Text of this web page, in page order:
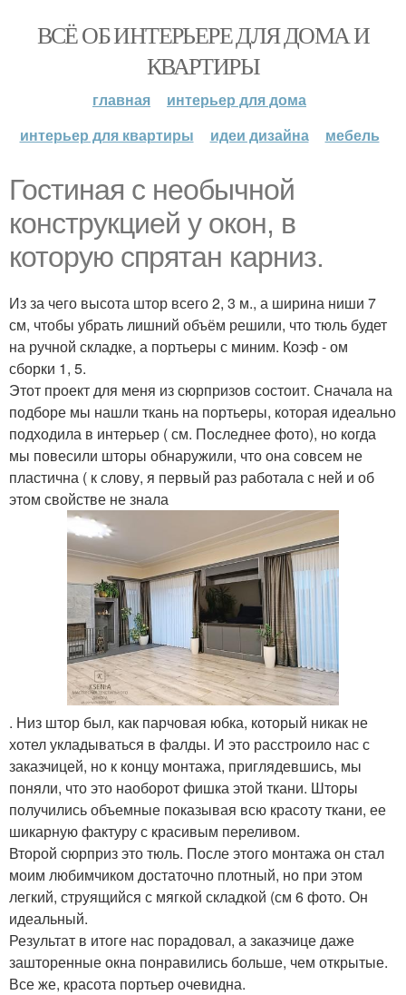
ВСЁ ОБ ИНТЕРЬЕРЕ ДЛЯ ДОМА И
КВАРТИРЫ
главная
интерьер для дома
интерьер для квартиры
идеи дизайна мебель
Гостиная с необычной
конструкцией у окон, в
которую спрятан карниз.
Из за чего высота штор всего 2, 3 м., а ширина ниши 7
см, чтобы убрать лишний объём решили, что тюль будет
на ручной складке, а портьеры с миним. Коэф - ом
сборки 1, 5.
Этот проект для меня из сюрпризов состоит. Сначала на
подборе мы нашли ткань на портьеры, которая идеально
подходила в интерьер ( см. Последнее фото), но когда
мы повесили шторы обнаружили, что она совсем не
пластична ( к слову, я первый раз работала с ней и об
этом свойстве не знала
. Низ штор был, как парчовая юбка, который никак не
хотел укладываться в фалды. И это расстроило нас с
заказчицей, но к концу монтажа, приглядевшись, мы
поняли, что это наоборот фишка этой ткани. Шторы
получились объемные показывая всю красоту ткани, ее
шикарную фактуру с красивым переливом.
Второй сюрприз это тюль. После этого монтажа он стал
моим любимчиком достаточно плотный, но при этом
легкий, струящийся с мягкой складкой (см 6 фото. Он
идеальный.
Результат в итоге нас порадовал, а заказчице даже
зашторенные окна понравились больше, чем открытые.
Все же, красота портьер очевидна.